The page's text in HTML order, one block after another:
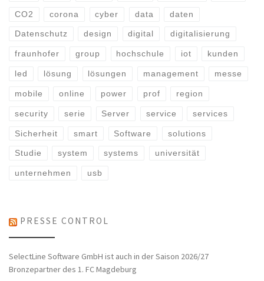
CO2 corona cyber data daten
Datenschutz design digital digitalisierung
fraunhofer group hochschule iot kunden
led lösung lösungen management messe
mobile online power prof region
security serie Server service services
Sicherheit smart Software solutions
Studie system systems universität
unternehmen usb
PRESSE CONTROL
SelectLine Software GmbH ist auch in der Saison 2026/27
Bronzepartner des 1. FC Magdeburg